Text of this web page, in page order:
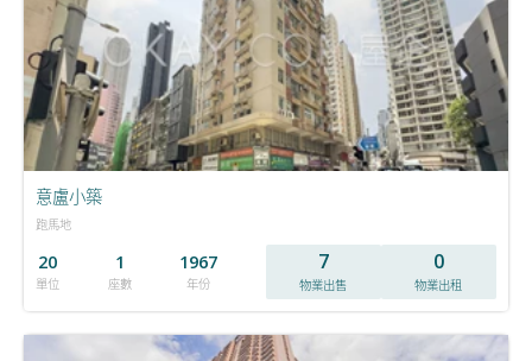
意盧小築
跑馬地
20
單位
1
座數
1967
年份
7
物業出售
0
物業出租